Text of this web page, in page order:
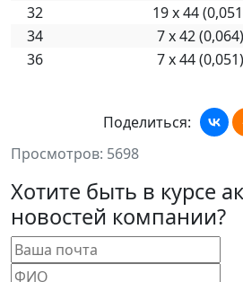
32
19 х 44
34
7 х 42 (0,064)
36
7 х 44 (0,051)
Поделиться:
Просмотров: 5698
Хотите быть в курсе
новостей компании?